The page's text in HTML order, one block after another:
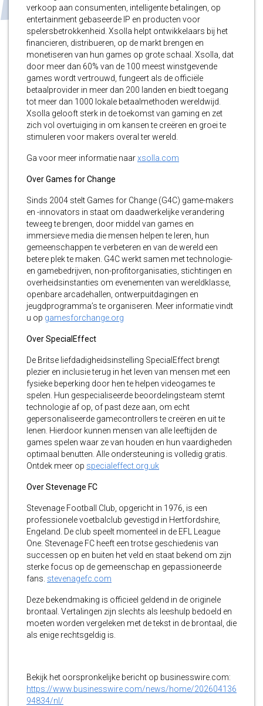
verkoop aan consumenten, intelligente betalingen, op
entertainment gebaseerde IP en producten voor
spelersbetrokkenheid. Xsolla helpt ontwikkelaars bij het
financieren, distribueren, op de markt brengen en
monetiseren van hun games op grote schaal. Xsolla, dat
door meer dan 60% van de 100 meest winstgevende
games wordt vertrouwd, fungeert als de officiële
betaalprovider in meer dan 200 landen en biedt toegang
tot meer dan 1000 lokale betaalmethoden wereldwijd.
Xsolla gelooft sterk in de toekomst van gaming en zet
zich vol overtuiging in om kansen te creëren en groei te
stimuleren voor makers overal ter wereld.
Ga voor meer informatie naarxsolla.com
Over Games for Change
Sinds 2004 stelt Games for Change (G4C) game-makers
en -innovators in staat om daadwerkelijke verandering
teweeg te brengen, door middel van games en
immersieve media die mensen helpen te leren, hun
gemeenschappen te verbeteren en van de wereld een
betere plek te maken. G4C werkt samen met technologie-
en gamebedrijven, non-profitorganisaties, stichtingen en
overheidsinstanties om evenementen van wereldklasse,
openbare arcadehallen, ontwerpuitdagingen en
jeugdprogramma’s te organiseren. Meer informatie vindt
u op gamesforchange.org
Over SpecialEffect
De Britse liefdadigheidsinstelling SpecialEffect brengt
plezier en inclusie terug in het leven van mensen met een
fysieke beperking door hen te helpen videogames te
spelen. Hun gespecialiseerde beoordelingsteam stemt
technologie af op, of past deze aan, om echt
gepersonaliseerde gamecontrollers te creëren en uit te
lenen. Hierdoor kunnen mensen van alle leeftijden de
games spelen waar ze van houden en hun vaardigheden
optimaal benutten. Alle ondersteuning is volledig gratis.
Ontdek meer op specialeffect.org.uk
Over Stevenage FC
Stevenage Football Club, opgericht in 1976, is een
professionele voetbalclub gevestigd in Hertfordshire,
Engeland. De club speelt momenteel in de EFL League
One. Stevenage FC heeft een trotse geschiedenis van
successen op en buiten het veld en staat bekend om zijn
sterke focus op de gemeenschap en gepassioneerde
fans. stevenagefc.com
Deze bekendmaking is officieel geldend in de originele
brontaal. Vertalingen zijn slechts als leeshulp bedoeld en
moeten worden vergeleken met de tekst in de brontaal, die
als enige rechtsgeldig is.
Bekijk het oorspronkelijke bericht op businesswire.com:
https://www.businesswire.com/news/home/202604136
94834/nl/